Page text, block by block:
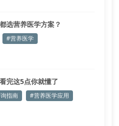
选营养医学方案？
#营养医学
完这5点你就懂了
指南 #营养医学应用